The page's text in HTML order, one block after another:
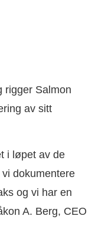
rigger Salmon
av sitt
i løpet av de
dokumentere
og vi har en
A. Berg, CEO